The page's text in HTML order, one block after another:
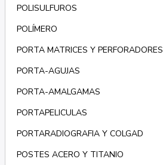
POLISULFUROS
POLÍMERO
PORTA MATRICES Y PERFORADORES
PORTA-AGUJAS
PORTA-AMALGAMAS
PORTAPELICULAS
PORTARADIOGRAFIA Y COLGAD
POSTES ACERO Y TITANIO